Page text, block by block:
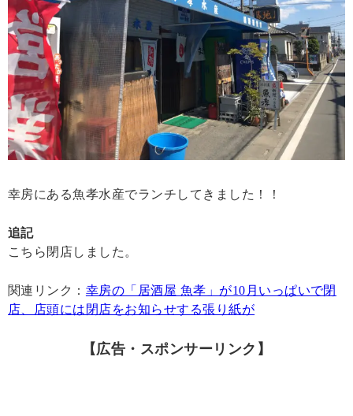
幸房にある魚孝水産でランチしてきました！！
追記
こちら閉店しました。
関連リンク： 幸房の「居酒屋 魚孝」が10月いっぱいで閉
店、店頭には閉店をお知らせする張り紙が
【広告・スポンサーリンク】